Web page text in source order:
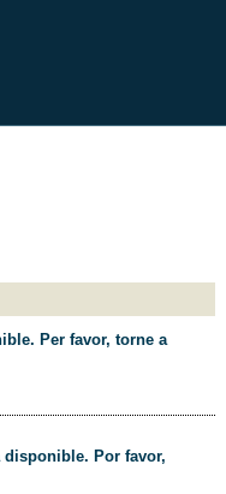
Per favor, torne a
Por favor,